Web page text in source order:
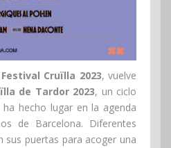
Festival Cruïlla 2023, vuelve
de Tardor 2023, un ciclo
hecho lugar en la agenda
de Barcelona. Diferentes
sus puertas para acoger una